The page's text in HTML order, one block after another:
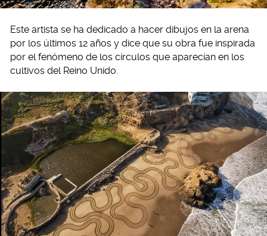
Este artista se ha dedicado a hacer dibujos en la arena
por los últimos 12 años y dice que su obra fue inspirada
por el fenómeno de los círculos que aparecían en los
cultivos del Reino Unido.